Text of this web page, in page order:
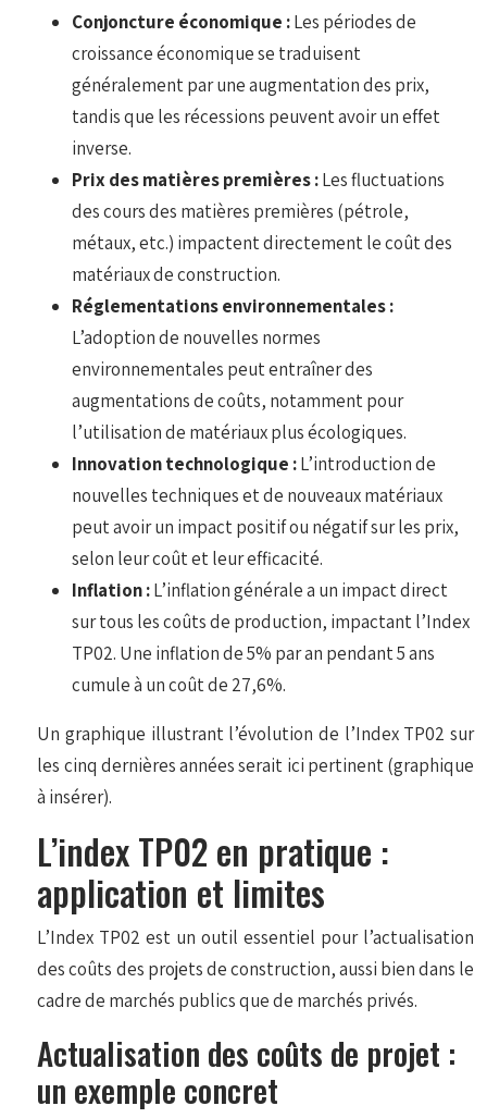
Conjoncture économique :Les périodes de
croissance économique se traduisent
généralement par une augmentation des prix,
tandis que les récessions peuvent avoir un effet
inverse.
Prix des matières premières :Les fluctuations
des cours des matières premières (pétrole,
métaux, etc.) impactent directement le coût des
matériaux de construction.
Réglementations environnementales :
L’adoption de nouvelles normes
environnementales peut entraîner des
augmentations de coûts, notamment pour
l’utilisation de matériaux plus écologiques.
Innovation technologique :L’introduction de
nouvelles techniques et de nouveaux matériaux
peut avoir un impact positif ou négatif sur les prix,
selon leur coût et leur efficacité.
Inflation :L’inflation générale a un impact direct
sur tous les coûts de production, impactant l’Index
TP02. Une inflation de 5% par an pendant 5 ans
cumule à un coût de 27,6%.
Un graphique illustrant l’évolution de l’Index TP02 sur
les cinq dernières années serait ici pertinent (graphique
à insérer).
L’index TP02 en pratique :
application et limites
L’Index TP02 est un outil essentiel pour l’actualisation
des coûts des projets de construction, aussi bien dans le
cadre de marchés publics que de marchés privés.
Actualisation des coûts de projet :
un exemple concret